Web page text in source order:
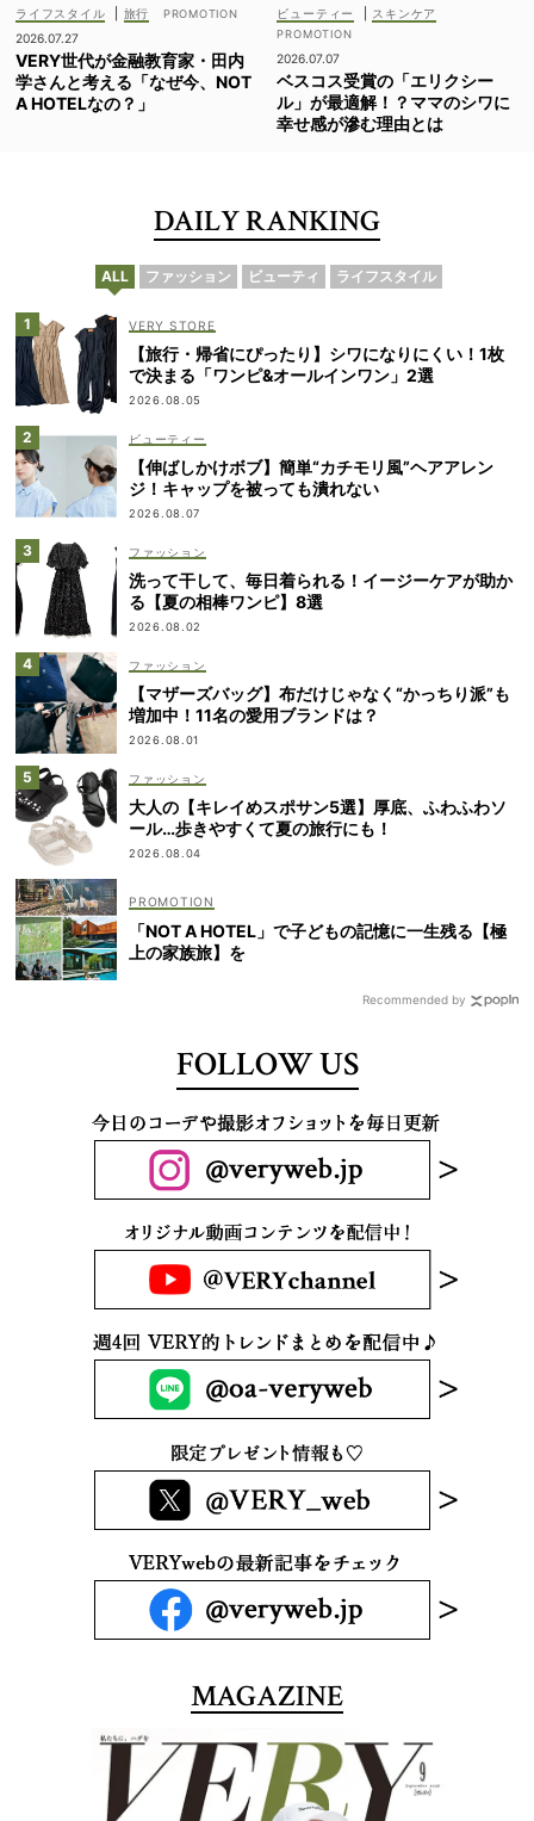
ライフスタイル
旅行
2026.07.27
VERY世代が金融教育家・田内
学さんと考える「なぜ今、NOT
A HOTELなの？」
ビューティー スキンケア
2026.07.07
ベスコス受賞の「エリクシー
ル」が最適解！？ママのシワに
幸せ感が滲む理由とは
DAILY RANKING
ALL ファッション ビューティ ライフスタイル
VERY STORE
【旅行・帰省にぴったり】シワになりにくい！1枚
で決まる「ワンピ&オールインワン」2選
2026.08.05
ビューティー
【伸ばしかけボブ】簡単“カチモリ風”ヘアアレン
ジ！キャップを被っても潰れない
2026.08.07
ファッション
洗って干して、毎日着られる！イージーケアが助か
る【夏の相棒ワンピ】8選
2026.08.02
ファッション
【マザーズバッグ】布だけじゃなく“かっちり派”も
増加中！11名の愛用ブランドは？
2026.08.01
ファッション
大人の【キレイめスポサン5選】厚底、ふわふわソ
ール…歩きやすくて夏の旅行にも！
2026.08.04
「NOT A HOTEL」で子どもの記憶に一生残る【極
上の家族旅】を
Recommended by
FOLLOW US
MAGAZINE